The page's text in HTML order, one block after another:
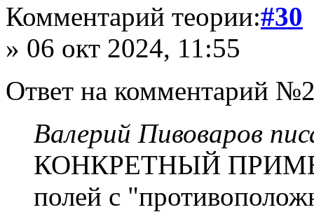
Комментарий теории:#30
» 06 окт 2024, 11:55
Ответ на комментарий
Валерий Пивоваров
КОНКРЕТНЫЙ
полей с